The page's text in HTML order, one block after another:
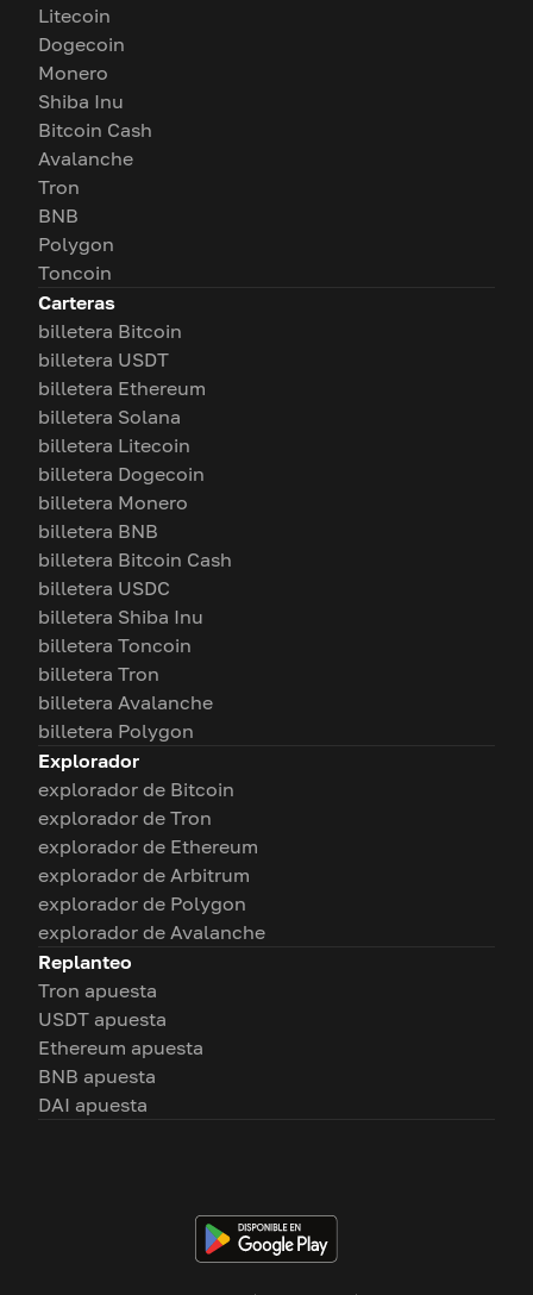
Litecoin
Dogecoin
Monero
Shiba Inu
Bitcoin Cash
Avalanche
Tron
BNB
Polygon
Toncoin
Carteras
billetera Bitcoin
billetera USDT
billetera Ethereum
billetera Solana
billetera Litecoin
billetera Dogecoin
billetera Monero
billetera BNB
billetera Bitcoin Cash
billetera USDC
billetera Shiba Inu
billetera Toncoin
billetera Tron
billetera Avalanche
billetera Polygon
Explorador
explorador de Bitcoin
explorador de Tron
explorador de Ethereum
explorador de Arbitrum
explorador de Polygon
explorador de Avalanche
Replanteo
Tron apuesta
USDT apuesta
Ethereum apuesta
BNB apuesta
DAI apuesta